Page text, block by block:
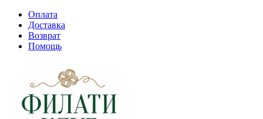
Оплата
Доставка
Возврат
Помощь